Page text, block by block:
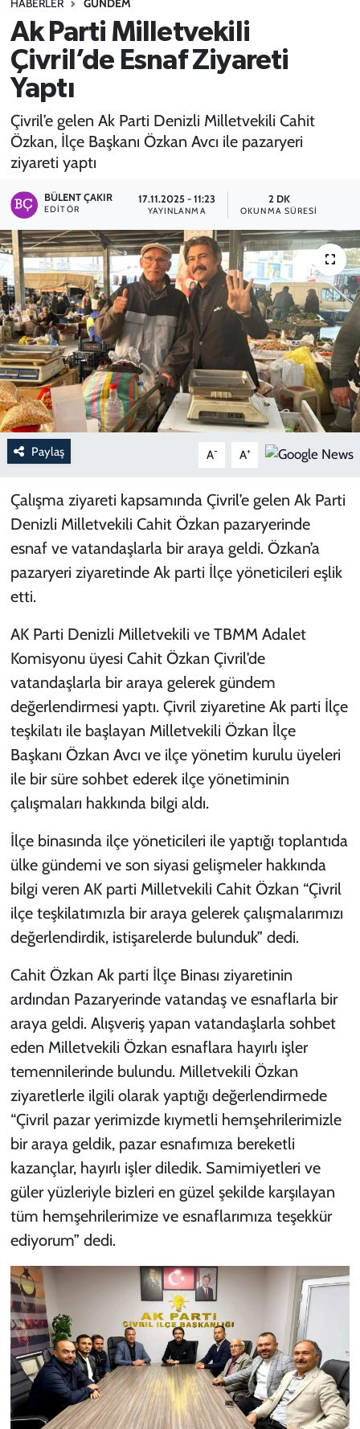
HABERLER GÜNDEM
Ak Parti Milletvekili
Çivril’de Esnaf Ziyareti
Yaptı
Çivril’e gelen Ak Parti Denizli Milletvekili Cahit
Özkan, İlçe Başkanı Özkan Avcı ile pazaryeri
ziyareti yaptı
BÜLENT ÇAKIR
EDITÖR
17.11.2025 - 11:23
YAYINLANMA
2 DK
OKUNMA SÜRESI
Paylaş A- A+
Çalışma ziyareti kapsamında Çivril’e gelen Ak Parti
Denizli Milletvekili Cahit Özkan pazaryerinde
esnaf ve vatandaşlarla bir araya geldi. Özkan’a
pazaryeri ziyaretinde Ak parti İlçe yöneticileri eşlik
etti.
AK Parti Denizli Milletvekili ve TBMM Adalet
Komisyonu üyesi Cahit Özkan Çivril’de
vatandaşlarla bir araya gelerek gündem
değerlendirmesi yaptı. Çivril ziyaretine Ak parti İlçe
teşkilatı ile başlayan Milletvekili Özkan İlçe
Başkanı Özkan Avcı ve ilçe yönetim kurulu üyeleri
ile bir süre sohbet ederek ilçe yönetiminin
çalışmaları hakkında bilgi aldı.
İlçe binasında ilçe yöneticileri ile yaptığı toplantıda
ülke gündemi ve son siyasi gelişmeler hakkında
bilgi veren AK parti Milletvekili Cahit Özkan “Çivril
ilçe teşkilatımızla bir araya gelerek çalışmalarımızı
değerlendirdik, istişarelerde bulunduk” dedi.
Cahit Özkan Ak parti İlçe Binası ziyaretinin
ardından Pazaryerinde vatandaş ve esnaflarla bir
araya geldi. Alışveriş yapan vatandaşlarla sohbet
eden Milletvekili Özkan esnaflara hayırlı işler
temennilerinde bulundu. Milletvekili Özkan
ziyaretlerle ilgili olarak yaptığı değerlendirmede
“Çivril pazar yerimizde kıymetli hemşehrilerimizle
bir araya geldik, pazar esnafımıza bereketli
kazançlar, hayırlı işler diledik. Samimiyetleri ve
güler yüzleriyle bizleri en güzel şekilde karşılayan
tüm hemşehrilerimize ve esnaflarımıza teşekkür
ediyorum” dedi.
SPOR
TEKNOLOJİ
YAŞAM